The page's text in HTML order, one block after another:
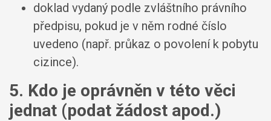
doklad vydaný podle zvláštního právního
předpisu, pokud je v něm rodné číslo
uvedeno (např. průkaz o povolení k pobytu
cizince).
5. Kdo je oprávněn v této věci
jednat (podat žádost apod.)